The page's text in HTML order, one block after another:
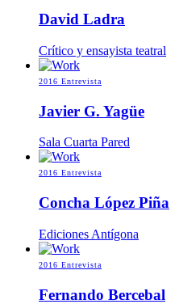
David Ladra
Crítico y ensayista teatral
2016 Entrevista
Javier G. Yagüe
Sala Cuarta Pared
2016 Entrevista
Concha López Piña
Ediciones Antígona
2016 Entrevista
Fernando Bercebal